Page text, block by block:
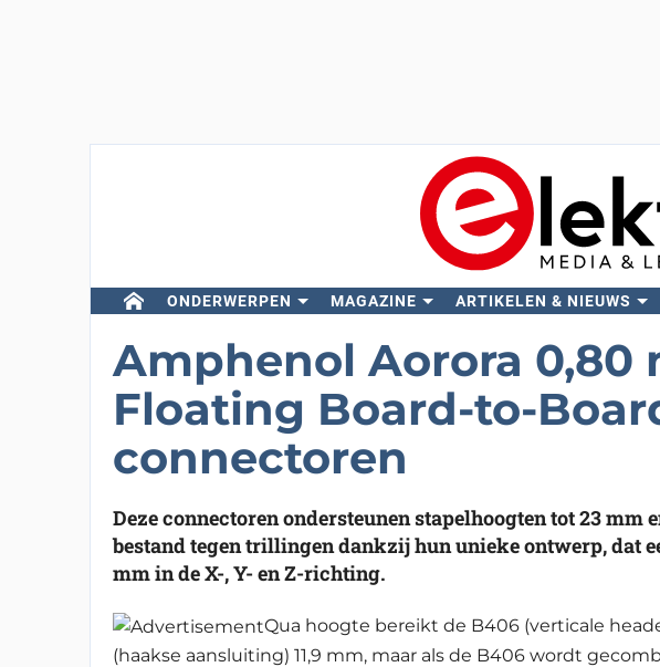
ONDERWERPEN MAGAZINE ARTIKELEN & NIEUWS
Amphenol Aorora 0,80
Floating Board-to-
connectoren
Deze connectoren ondersteunen stapelhoogten tot 23 mm
bestand tegen trillingen dankzij hun unieke ontwerp, dat
mm in de X-, Y- en Z-richting.
Qua hoogte bereikt de B406 (verticale
(haakse aansluiting) 11,9 mm, maar als de B406 wordt